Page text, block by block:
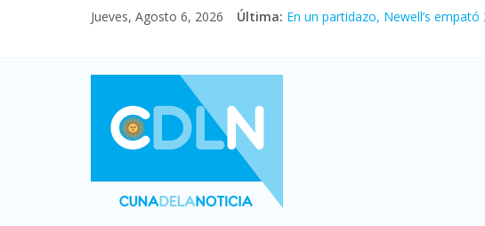
Jueves, Agosto 6, 2026 Última: En un partidazo, Newell’s
Vacaciones de invierno con